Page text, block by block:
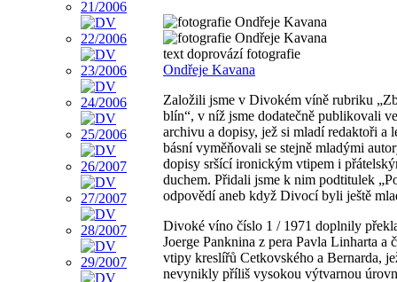
text doprovází fotografie
Ondřeje Kavana
Založili jsme v Divokém víně rubriku
blín“, v níž jsme dodatečně publikovali
archivu a dopisy, jež si mladí redaktoři a
básní vyměňovali se stejně mladými
dopisy sršící ironickým vtipem i
duchem. Přidali jsme k nim podtitulek
odpovědí aneb když Divocí byli ještě
Divoké víno číslo 1 / 1971 doplnily
Joerge Panknina z pera Pavla Linharta a
vtipy kreslířů Cetkovského a Bernarda,
nevynikly příliš vysokou výtvarnou